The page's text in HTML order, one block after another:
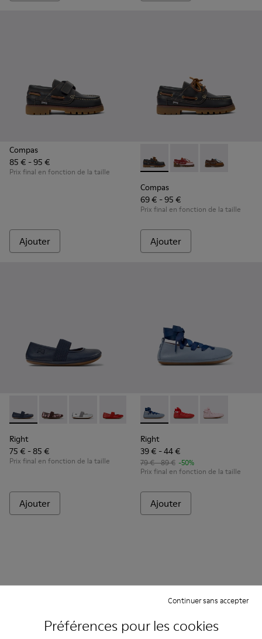
Préférences pour les cookies
Continuer sans accepter
Compas
85 € - 95 €
Prix final en fonction de la taille
Ajouter
Compas - K800416-001 -
Compas - K800416-
Compas -
Compas
69 € - 95 €
Prix final en fonction de la taille
Ajouter
Right - 80025-116 - Ballerines en cuir bleu pour enfants.
Right - 80025-160
Right - 80025-159
Right - 80025-153
Right - 80025-109
Right - 80025-053
Right - 80025-
Right
75 € - 85 €
Prix final en fonction de la taille
Ajouter
Right - K800674-002 -
Right - K800674-003
Right -
Right
39 € - 44 €
79 € - 89 € -50%
Prix final en fonction de la taille
Ajouter